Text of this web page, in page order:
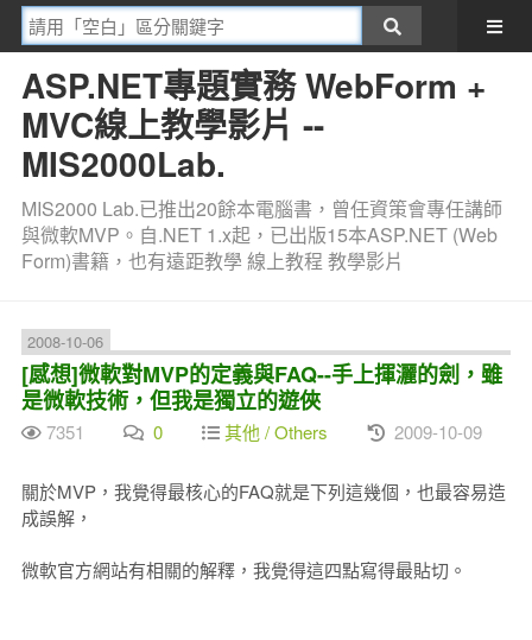
ASP.NET專題實務 WebForm +
MVC線上教學影片 --
MIS2000Lab.
MIS2000 Lab.已推出20餘本電腦書，曾任資策會專任講師
與微軟MVP。自.NET 1.x起，已出版15本ASP.NET (Web
Form)書籍，也有遠距教學 線上教程 教學影片
2008-10-06
[感想]微軟對MVP的定義與FAQ--手上揮灑的劍，雖
是微軟技術，但我是獨立的遊俠
7351 0 其他 / Others 2009-10-09
關於MVP，我覺得最核心的FAQ就是下列這幾個，也最容易造
成誤解，
微軟官方網站有相關的解釋，我覺得這四點寫得最貼切。